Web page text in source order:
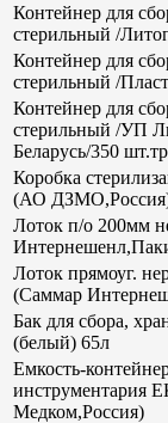
Контейнер для
стерильный /
Контейнер для
стерильный /
Контейнер для
стерильный /УП
Беларусь/350
Коробка
(АО
Лоток п/о 200мм
Лоток прямоуг.
(Саммар
Бак для сбора,
(белый) 65л
Емкость-
Медком,Россия)